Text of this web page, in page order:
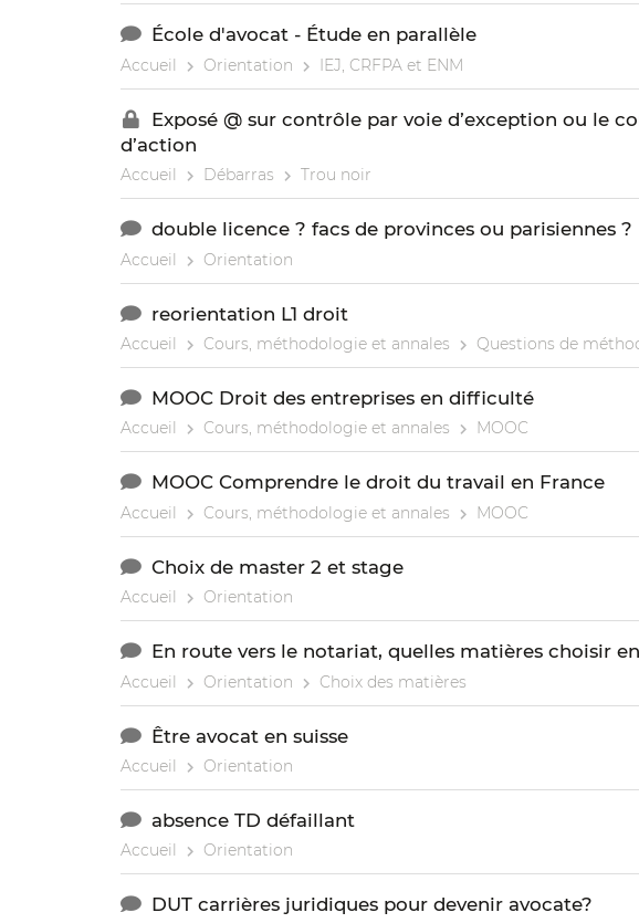
École d'avocat - Étude en parallèle
Accueil Orientation IEJ, CRFPA et ENM
Exposé @ sur contrôle par voie d’exception ou le
d’action
Accueil Débarras Trou noir
double licence ? facs de provinces ou parisiennes ?
Accueil Orientation
reorientation L1 droit
Accueil Cours, méthodologie et annales Questions de
MOOC Droit des entreprises en difficulté
Accueil Cours, méthodologie et annales MOOC
MOOC Comprendre le droit du travail en France
Accueil Cours, méthodologie et annales MOOC
Choix de master 2 et stage
Accueil Orientation
En route vers le notariat, quelles matières choisir
Accueil Orientation Choix des matières
Être avocat en suisse
Accueil Orientation
absence TD défaillant
Accueil Orientation
DUT carrières juridiques pour devenir avocate?